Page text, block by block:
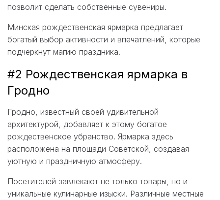
позволит сделать собственные сувениры.
Минская рождественская ярмарка предлагает
богатый выбор активности и впечатлений, которые
подчеркнут магию праздника.
#2 Рождественская ярмарка в
Гродно
Гродно, известный своей удивительной
архитектурой, добавляет к этому богатое
рождественское убранство. Ярмарка здесь
расположена на площади Советской, создавая
уютную и праздничную атмосферу.
Посетителей завлекают не только товары, но и
уникальные кулинарные изыски. Различные местные